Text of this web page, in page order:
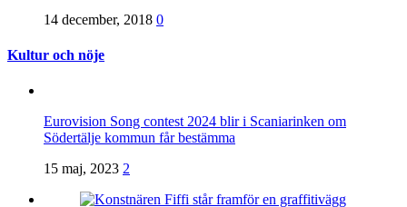
14 december, 2018 0
Kultur och nöje
Eurovision Song contest 2024 blir i Scaniarinken om
Södertälje kommun får bestämma
15 maj, 2023 2